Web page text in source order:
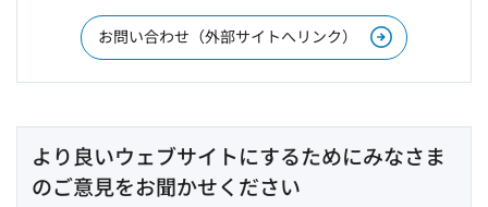
お問い合わせ（外部サイトへリンク）
より良いウェブサイトにするためにみなさま
のご意見をお聞かせください